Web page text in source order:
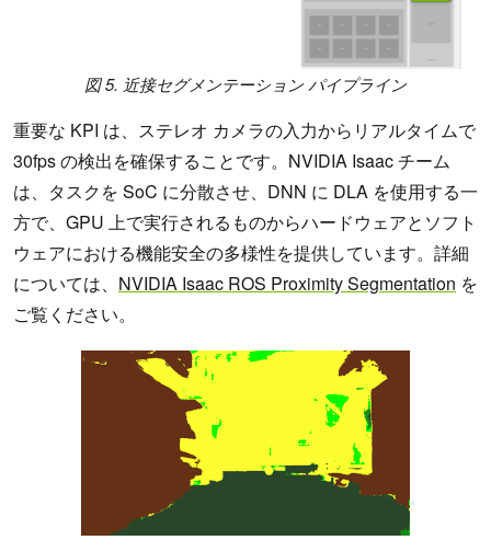
図 5. 近接セグメンテーション パイプライン
重要な KPI は、ステレオ カメラの入力からリアルタイムで
30fps の検出を確保することです。NVIDIA Isaac チーム
は、タスクを SoC に分散させ、DNN に DLA を使用する一
方で、GPU 上で実行されるものからハードウェアとソフト
ウェアにおける機能安全の多様性を提供しています。詳細
については、 NVIDIA Isaac ROS Proximity Segmentation を
ご覧ください。